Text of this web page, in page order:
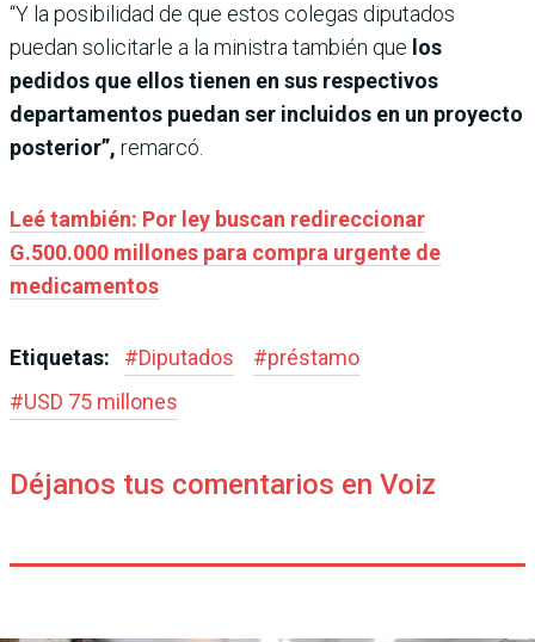
“Y la posibilidad de que estos colegas diputados
puedan solicitarle a la ministra también que los
pedidos que ellos tienen en sus respectivos
departamentos puedan ser incluidos en un proyecto
posterior”, remarcó.
Leé también: Por ley buscan redireccionar
G.500.000 millones para compra urgente de
medicamentos
Etiquetas: #Diputados #préstamo
#USD 75 millones
Déjanos tus comentarios en Voiz